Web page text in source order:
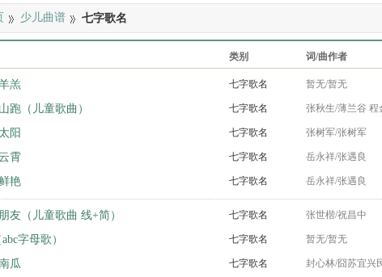
少儿曲谱 七字歌名
类别 词/曲作者
羔 七字歌名 暂无/暂无
跑（儿童歌曲） 七字歌名 张秋生/薄兰谷 程
阳 七字歌名 张树军/张树军
霄 七字歌名 岳永祥/张遇良
艳 七字歌名 岳永祥/张遇良
友（儿童歌曲 线+简） 七字歌名 张世楷/祝昌中
字母歌） 七字歌名 暂无/暂无
瓜 七字歌名 封心林/囧苏宜兴